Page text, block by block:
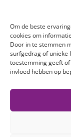
Om de beste
cookies om
Door in te stemmen
surfgedrag of unieke
toestemming geeft
invloed hebben op
Volg ons
Vind ons op:
Facebook
page
Linkedin
page